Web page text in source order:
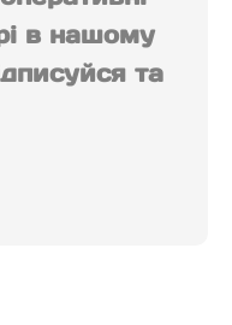
в нашому
та